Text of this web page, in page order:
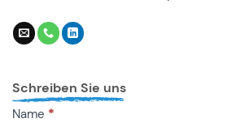
Schreiben Sie uns
KONTAKT
Name *